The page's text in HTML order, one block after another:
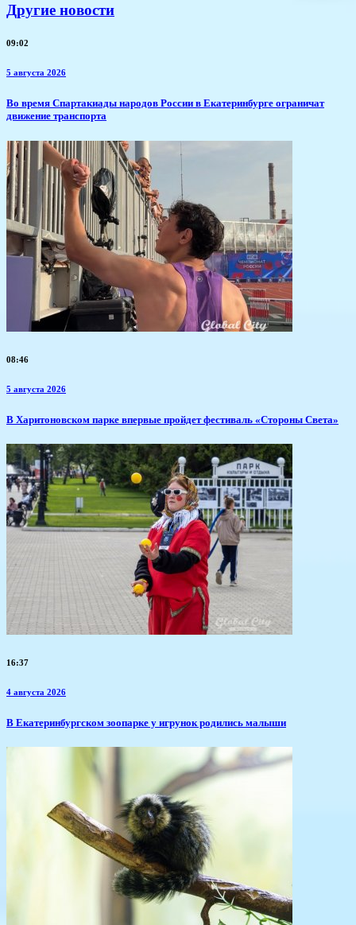
Другие новости
09:02
5 августа 2026
​Во время Спартакиады народов России в Екатеринбурге ограничат
движение транспорта
08:46
5 августа 2026
В Харитоновском парке впервые пройдет фестиваль «Стороны Света»
16:37
4 августа 2026
​В Екатеринбургском зоопарке у игрунок родились малыши